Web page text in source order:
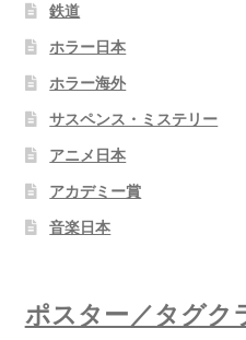
鉄道
ホラー日本
ホラー海外
サスペンス・ミステリー
アニメ日本
アカデミー賞
音楽日本
ポスター／タグク